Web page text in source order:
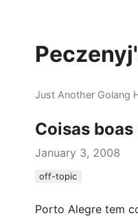
Just Another Golang
Coisas
January 3, 2008
off-topic
Porto Alegre tem